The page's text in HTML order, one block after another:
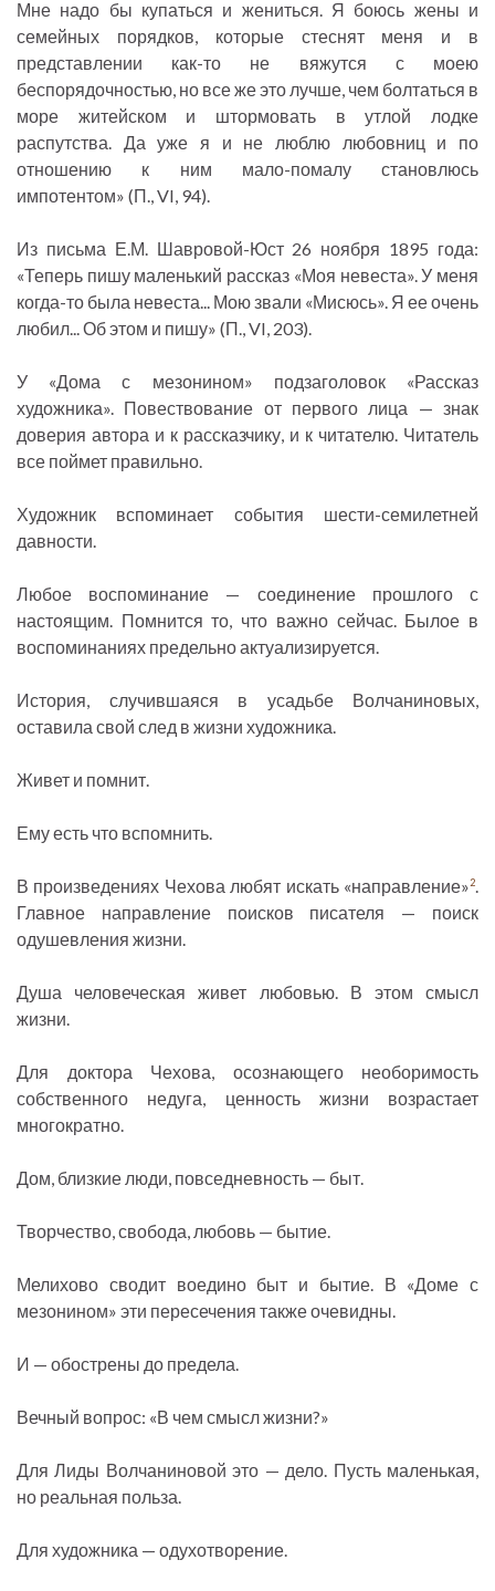
Мне надо бы купаться и жениться. Я боюсь жены и
семейных порядков, которые стеснят меня и в
представлении как-то не вяжутся с моею
беспорядочностью, но все же это лучше, чем болтаться в
море житейском и штормовать в утлой лодке
распутства. Да уже я и не люблю любовниц и по
отношению к ним мало-помалу становлюсь
импотентом» (П., VI, 94).
Из письма Е.М. Шавровой-Юст 26 ноября 1895 года:
«Теперь пишу маленький рассказ «Моя невеста». У меня
когда-то была невеста... Мою звали «Мисюсь». Я ее очень
любил... Об этом и пишу» (П., VI, 203).
У «Дома с мезонином» подзаголовок «Рассказ
художника». Повествование от первого лица — знак
доверия автора и к рассказчику, и к читателю. Читатель
все поймет правильно.
Художник вспоминает события шести-семилетней
давности.
Любое воспоминание — соединение прошлого с
настоящим. Помнится то, что важно сейчас. Былое в
воспоминаниях предельно актуализируется.
История, случившаяся в усадьбе Волчаниновых,
оставила свой след в жизни художника.
Живет и помнит.
Ему есть что вспомнить.
В произведениях Чехова любят искать «направление»2.
Главное направление поисков писателя — поиск
одушевления жизни.
Душа человеческая живет любовью. В этом смысл
жизни.
Для доктора Чехова, осознающего необоримость
собственного недуга, ценность жизни возрастает
многократно.
Дом, близкие люди, повседневность — быт.
Творчество, свобода, любовь — бытие.
Мелихово сводит воедино быт и бытие. В «Доме с
мезонином» эти пересечения также очевидны.
И — обострены до предела.
Вечный вопрос: «В чем смысл жизни?»
Для Лиды Волчаниновой это — дело. Пусть маленькая,
но реальная польза.
Для художника — одухотворение.